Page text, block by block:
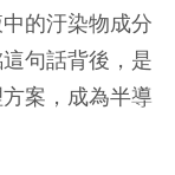
的汙染物成分
句話背後，是
案，成為半導